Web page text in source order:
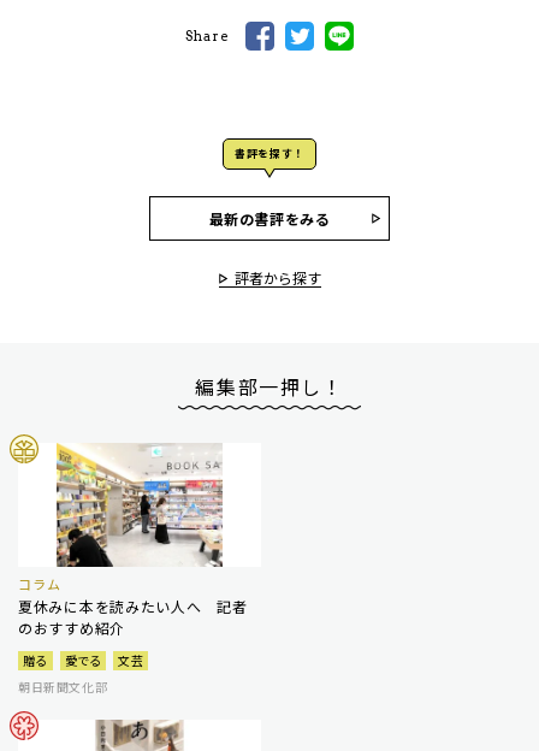
Share
書評を探す！
最新の書評をみる
評者から探す
編集部一押し！
コラム
夏休みに本を読みたい人へ 記者
のおすすめ紹介
贈る 愛でる
文芸
朝日新聞文化部